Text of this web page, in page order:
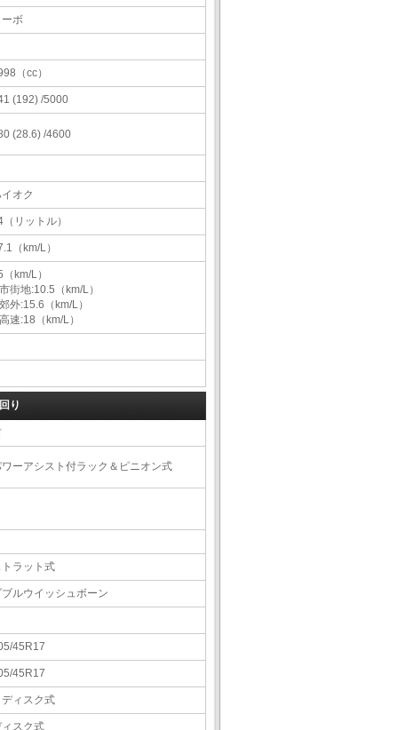
ボ
（cc）
(192) /5000
(28.6) /4600
オク
（リットル）
（km/L）
km/L）
街地:10.5（km/L）
外:15.6（km/L）
速:18（km/L）
り
ーアシスト付ラック＆ピニオン式
ラット式
ルウイッシュボーン
45R17
45R17
ィスク式
スク式